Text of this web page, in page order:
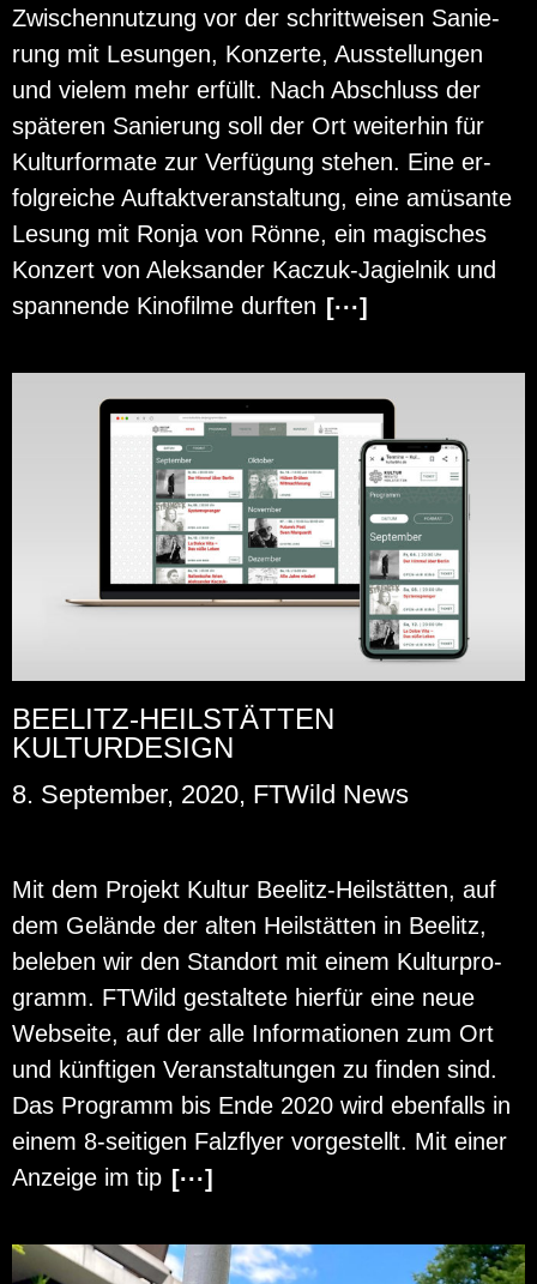
Zwi­schen­nut­zung vor der schritt­wei­sen Sa­nie­
rung mit Le­sun­gen, Kon­zer­te, Aus­stel­lun­gen
und vie­lem mehr er­füllt. Nach Ab­schluss der
spä­te­ren Sa­nie­rung soll der Ort wei­ter­hin für
Kul­tur­for­ma­te zur Ver­fü­gung ste­hen. Eine er­
folg­rei­che Auf­takt­ver­an­stal­tung, eine amü­san­te
Le­sung mit Ronja von Rönne, ein ma­gi­sches
Kon­zert von Aleksan­der Kac­zuk-Ja­giel­nik und
span­nen­de Ki­no­fil­me durf­ten [···]
BEELITZ-HEILSTÄTTEN
KULTURDESIGN
8. September, 2020, FTWild News
Mit dem Pro­jekt Kul­tur Bee­litz-Heil­stät­ten, auf
dem Ge­län­de der alten Heil­stät­ten in Bee­litz,
be­le­ben wir den Stand­ort mit einem Kul­tur­pro­
gramm. FT­Wild ge­stal­te­te hier­für eine neue
Web­sei­te, auf der alle In­for­ma­tio­nen zum Ort
und künf­ti­gen Ver­an­stal­tun­gen zu fin­den sind.
Das Pro­gramm bis Ende 2020 wird eben­falls in
einem 8-sei­ti­gen Falz­fly­er vor­ge­stellt. Mit einer
An­zei­ge im tip [···]